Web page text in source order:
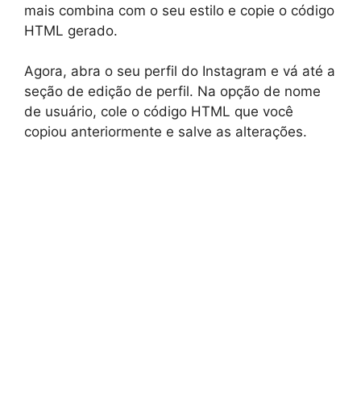
mais combina com o seu estilo e copie o código
HTML gerado.
Agora, abra o seu perfil do Instagram e vá até a
seção de edição de perfil. Na opção de nome
de usuário, cole o código HTML que você
copiou anteriormente e salve as alterações.